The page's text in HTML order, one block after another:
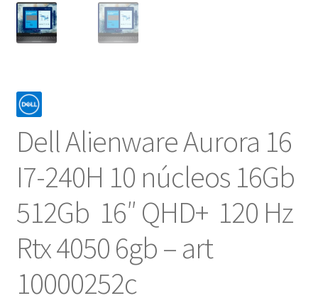
Dell Alienware Aurora 16
I7-240H 10 núcleos 16Gb
512Gb 16″ QHD+ 120 Hz
Rtx 4050 6gb – art
10000252c